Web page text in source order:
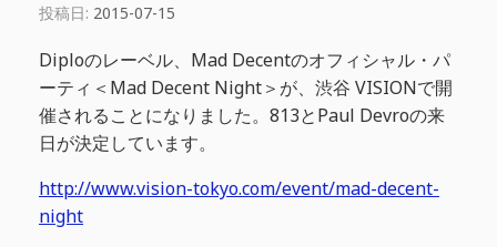
投稿日: 2015-07-15
Diploのレーベル、Mad Decentのオフィシャル・パ
ーティ＜Mad Decent Night＞が、渋谷 VISIONで開
催されることになりました。813とPaul Devroの来
日が決定しています。
http://www.vision-tokyo.com/event/mad-decent-
night